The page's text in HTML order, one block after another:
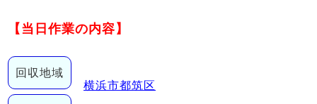
【当日作業の内容】
回収地域
横浜市都筑区